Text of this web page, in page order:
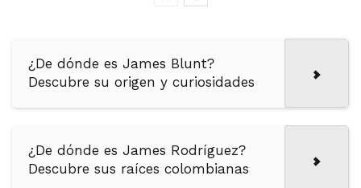
¿De dónde es James Blunt?
Descubre su origen y curiosidades
¿De dónde es James Rodríguez?
Descubre sus raíces colombianas